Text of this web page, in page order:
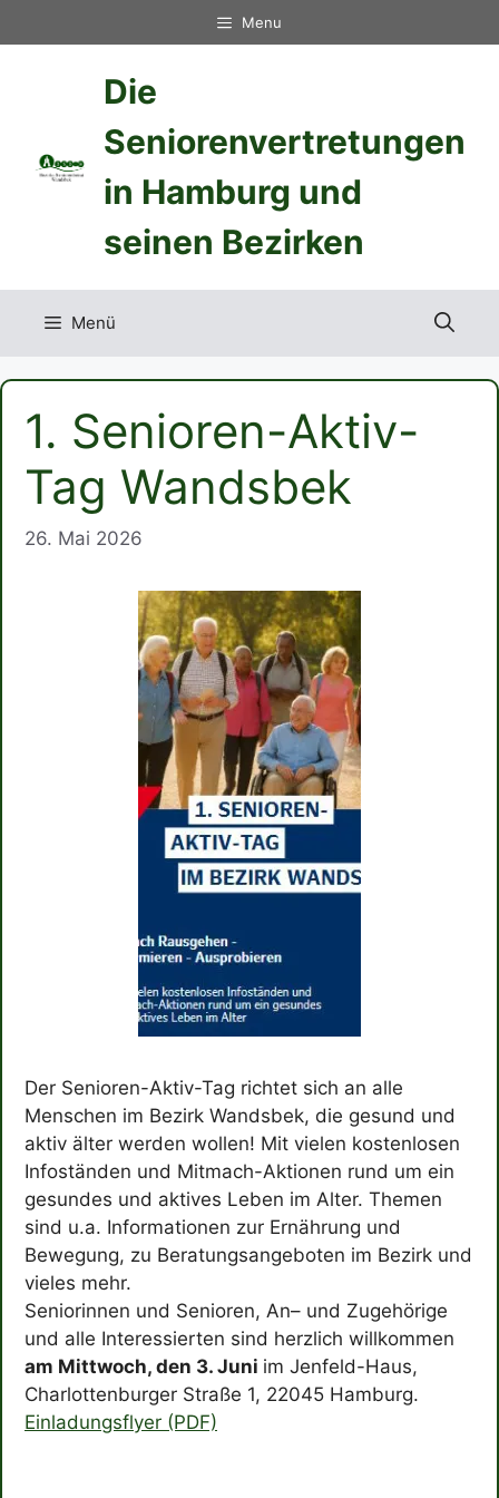
Inhalt
Menu
Die
Seniorenvertretungen
in Hamburg und
seinen Bezirken
Menü
1. Senioren-Aktiv-
Tag Wandsbek
26. Mai 2026
Der Senioren-Aktiv-Tag richtet sich an alle
Menschen im Bezirk Wandsbek, die gesund und
aktiv älter werden wollen! Mit vielen kostenlosen
Infoständen und Mitmach-Aktionen rund um ein
gesundes und aktives Leben im Alter. Themen
sind u.a. Informationen zur Ernährung und
Bewegung, zu Beratungsangeboten im Bezirk und
vieles mehr.
Seniorinnen und Senioren, An– und Zugehörige
und alle Interessierten sind herzlich willkommen
am Mittwoch, den 3. Juni im Jenfeld-Haus,
Charlottenburger Straße 1, 22045 Hamburg.
Einladungsflyer (PDF)